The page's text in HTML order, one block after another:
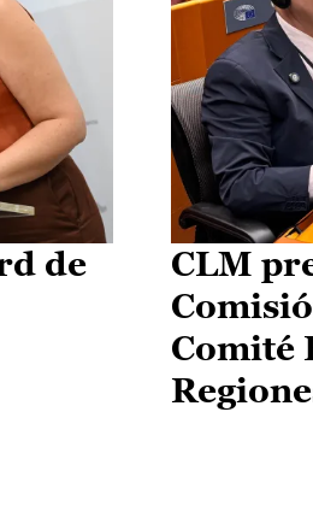
de
CLM
Comité